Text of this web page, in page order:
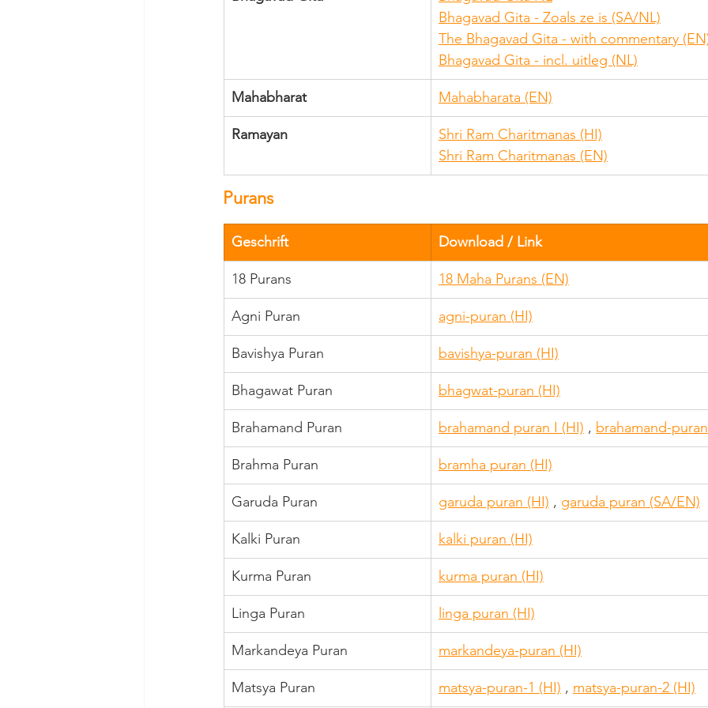
Bhagavad Gita - Zoals ze is (SA/NL)
The Bhagavad Gita - with commentary
Bhagavad Gita - incl. uitleg (NL)
Mahabharat Mahabharata (EN)
Ramayan
Shri Ram Charitmanas (HI)
Shri Ram Charitmanas (EN)
Purans
Geschrift Download / Link
18 Purans 18 Maha Purans (EN)
Agni Puran agni-puran (HI)
Bavishya Puran bavishya-puran (HI)
Bhagawat Puran bhagwat-puran (HI)
Brahamand Puran brahamand puran I (HI) , brahamand-
Brahma Puran bramha puran (HI)
Garuda Puran garuda puran (HI) , garuda puran (SA/EN)
Kalki Puran kalki puran (HI)
Kurma Puran kurma puran (HI)
Linga Puran linga puran (HI)
Markandeya Puran markandeya-puran (HI)
Matsya Puran matsya-puran-1 (HI) , matsya-puran-2 (HI)